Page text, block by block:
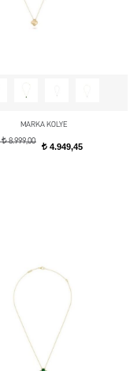
MARKA KOLYE
t8.999,00
t 4.949,45